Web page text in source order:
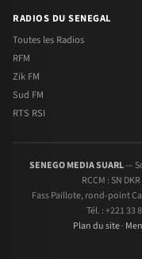
RADIOS DU SENEGAL
Toutes les Radios
RFM
Zik FM
Sud FM
RTS RSI
SENEGO MEDIA SUARL—
RCCM : SN
Fass Paillote, rond-point
Tél. : +221 33
Plan du site·